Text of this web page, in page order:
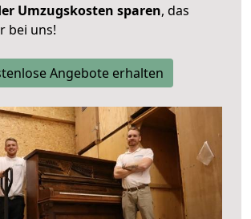
Umzugskosten sparen, das
bei uns!
Angebote erhalten